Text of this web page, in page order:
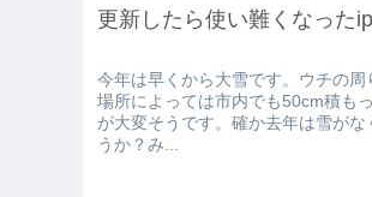
更新したら使い難くなった
今年は早くから大雪です。ウチの周
場所によっては市内でも50cm積も
が大変そうです。確か去年は雪が
うか？み...